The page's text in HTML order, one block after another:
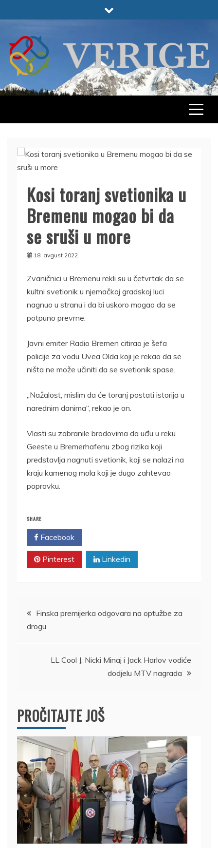
to
VERIGE
ODABRANO
Kosi toranj svetionika u
Bremenu mogao bi da
se sruši u more
18. avgust 2022.
Zvaničnici u Bremenu rekli su u četvrtak da se
kultni svetionik u njemačkoj gradskoj luci
nagnuo u stranu i da bi uskoro mogao da se
potpuno prevrne.
Javni emiter Radio Bremen citirao je šefa
policije za vodu Uvea Olda koji je rekao da se
ništa ne može učiniti da se svetionik spase.
„Nažalost, mislim da će toranj postati istorija u
narednim danima“, rekao je on.
Vlasti su zabranile brodovima da uđu u reku
Geeste u Bremerhafenu zbog rizika koji
predstavlja nagnuti svetionik, koji se nalazi na
kraju kamenog mola koji je dugo zahtevao
popravku.
SHARE
Facebook
Pinterest Linkedin
Kretanje
članka
Finska premijerka odgovara na optužbe za
drogu
LL Cool J, Nicki Minaj i Jack Harlov vodiće
dodjelu MTV nagrada
PROČITAJTE JOŠ